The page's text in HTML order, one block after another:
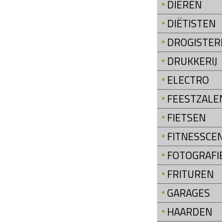
DIEREN
DIËTISTEN
DRUKKERIJ
ELECTRO
FIETSEN
FRITUREN
GARAGES
HAARDEN